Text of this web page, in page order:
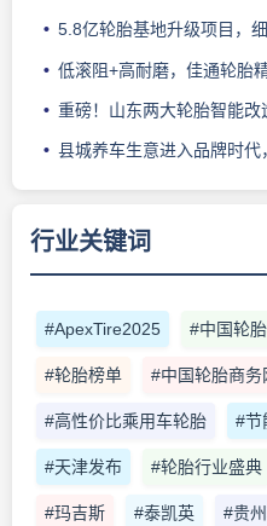
5.8亿轮胎基地升级项目，
低滚阻+高耐磨，佳通轮胎
重磅！山东两大轮胎智能改
县城养车生意进入品牌时代，
行业关键词
#ApexTire2025 #中国轮
#轮胎榜单 #中国轮胎商务
#高性价比乘用车轮胎 #节
#天津发布 #轮胎行业盛典
#玛吉斯 #泰凯英 #贵